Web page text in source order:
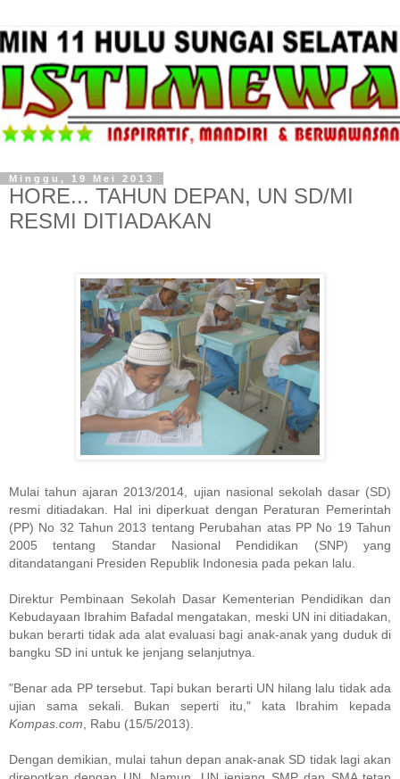
Minggu, 19 Mei 2013
HORE... TAHUN DEPAN, UN SD/MI
RESMI DITIADAKAN
Mulai tahun ajaran 2013/2014, ujian nasional sekolah dasar (SD)
resmi ditiadakan. Hal ini diperkuat dengan Peraturan Pemerintah
(PP) No 32 Tahun 2013 tentang Perubahan atas PP No 19 Tahun
2005 tentang Standar Nasional Pendidikan (SNP) yang
ditandatangani Presiden Republik Indonesia pada pekan lalu.
Direktur Pembinaan Sekolah Dasar Kementerian Pendidikan dan
Kebudayaan Ibrahim Bafadal mengatakan, meski UN ini ditiadakan,
bukan berarti tidak ada alat evaluasi bagi anak-anak yang duduk di
bangku SD ini untuk ke jenjang selanjutnya.
"Benar ada PP tersebut. Tapi bukan berarti UN hilang lalu tidak ada
ujian sama sekali. Bukan seperti itu," kata Ibrahim kepada
Kompas.com , Rabu (15/5/2013).
Dengan demikian, mulai tahun depan anak-anak SD tidak lagi akan